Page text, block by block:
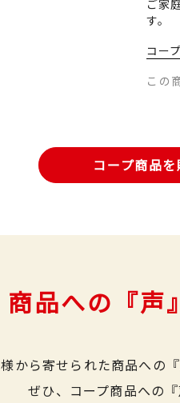
ご家
す。
コー
この
コープ商品
商品への『声
から寄せられた商品への
ぜひ、コープ商品への